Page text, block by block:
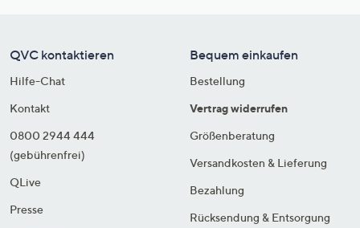
QVC kontaktieren
Hilfe-Chat
Kontakt
0800 2944 444
(gebührenfrei)
QLive
Presse
Bequem einkaufen
Bestellung
Vertrag widerrufen
Größenberatung
Versandkosten & Lieferung
Bezahlung
Rücksendung & Entsorgung